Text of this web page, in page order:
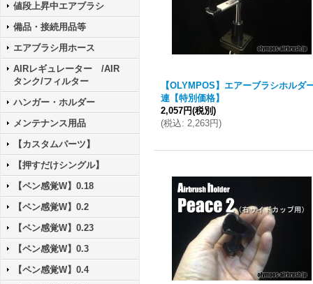
値段上昇中エアブラシ
備品・接続用品等
エアブラシ用ホース
AIRレギュレーター /AIR
タンク/フィルター
ハンガー・ホルダー
メンテナンス用品
【カスタムパーツ】
【押すだけシングル】
【ペン感覚W】0.18
【ペン感覚W】0.2
【ペン感覚W】0.23
【ペン感覚W】0.3
【ペン感覚W】0.4
【OLYMPOS】エアーブラシホルダ
連【特別価格】
2,057円(税別)
(税込: 2,263円)